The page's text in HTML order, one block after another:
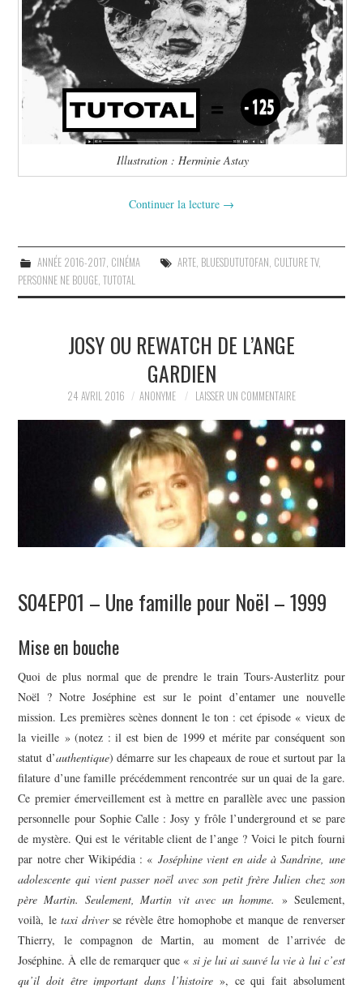
Illustration : Herminie Astay
Continuer la lecture →
ANNÉE 2016-2017, CINÉMA ARTE, BLUESDUTUTOFAN, CULTURE TV,
PERSONNE NE BOUGE,TUTOTAL
JOSY OU REWATCH DE L’ANGE
GARDIEN
24 AVRIL 2016 ANONYME LAISSER UN COMMENTAIRE
S04EP01 – Une famille pour Noël – 1999
Mise en bouche
Quoi de plus normal que de prendre le train Tours-Austerlitz pour
Noël ? Notre Joséphine est sur le point d’entamer une nouvelle
mission. Les premières scènes donnent le ton : cet épisode « vieux de
la vieille » (notez : il est bien de 1999 et mérite par conséquent son
statut d’authentique) démarre sur les chapeaux de roue et surtout par la
filature d’une famille précédemment rencontrée sur un quai de la gare.
Ce premier émerveillement est à mettre en parallèle avec une passion
personnelle pour Sophie Calle : Josy y frôle l’underground et se pare
de mystère. Qui est le véritable client de l’ange ? Voici le pitch fourni
par notre cher Wikipédia : « Joséphine vient en aide à Sandrine, une
adolescente qui vient passer noël avec son petit frère Julien chez son
père Martin. Seulement, Martin vit avec un homme.» Seulement,
voilà, le taxi driverse révèle être homophobe et manque de renverser
Thierry, le compagnon de Martin, au moment de l’arrivée de
Joséphine. À elle de remarquer que « si je lui ai sauvé la vie à lui c’est
qu’il doit être important dans l’histoire», ce qui fait absolument